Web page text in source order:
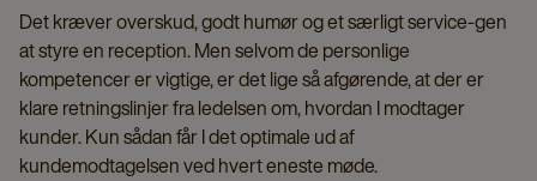
Det kræver overskud, godt humør og et særligt service-gen
at styre en reception. Men selvom de personlige
kompetencer er vigtige, er det lige så afgørende, at der er
klare retningslinjer fra ledelsen om, hvordan I modtager
kunder. Kun sådan får I det optimale ud af
kundemodtagelsen ved hvert eneste møde.